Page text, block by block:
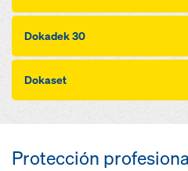
Dokadek 30
Dokaset
Protección